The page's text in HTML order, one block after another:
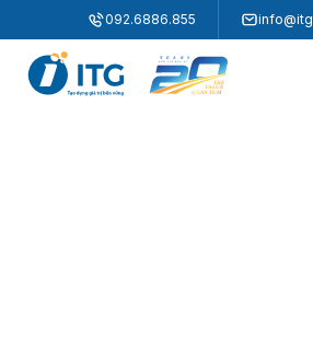
092.6886.855